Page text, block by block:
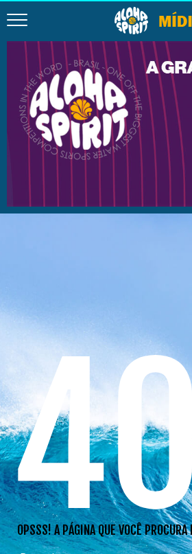
OPSSS! A PÁGINA QUE VOCÊ PROCURA